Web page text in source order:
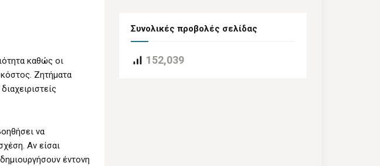
καθώς οι
Ζητήματα
να
Αν είσαι
έντονη
Συνολικές προβολές σελίδας
152,039